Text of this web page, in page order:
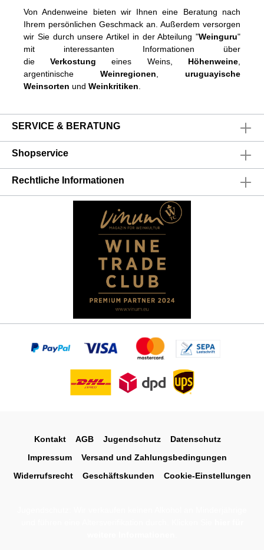
Von Andenweine bieten wir Ihnen eine Beratung nach
Ihrem persönlichen Geschmack an. Außerdem versorgen
wir Sie durch unsere Artikel in der Abteilung "Weinguru"
mit interessanten Informationen über
die Verkostung eines Weins, Höhenweine
argentinische Weinregionen
uruguayische
Weinsorten und Weinkritiken
SERVICE & BERATUNG
Shopservice
Rechtliche Informationen
Kontakt AGB Jugendschutz
Datenschutz
Impressum
Versand und Zahlungsbedingungen
Widerrufsrecht
Geschäftskunden Cookie-Einstellungen